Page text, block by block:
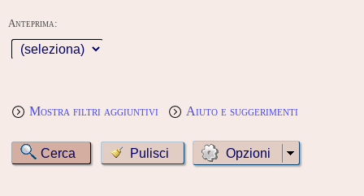
Anteprima:
Mostra filtri aggiuntivi Aiuto e suggerimenti
Opzioni